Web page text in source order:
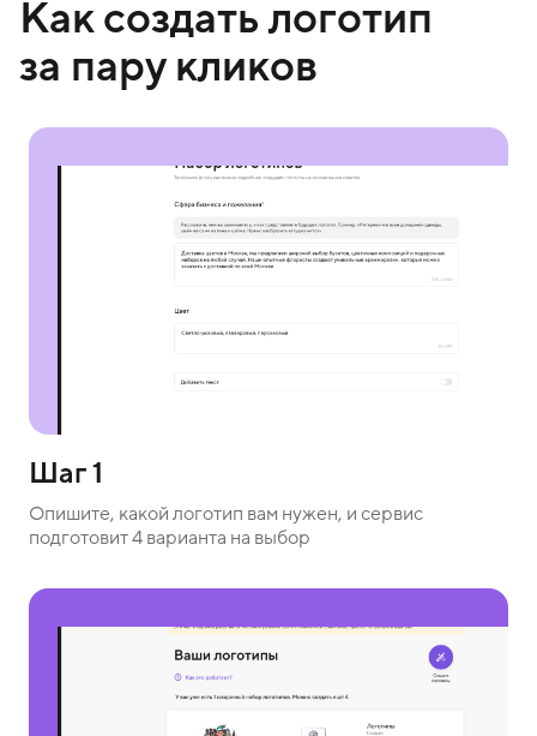
Как создать логотип
за пару кликов
Шаг 1
Опишите, какой логотип вам нужен, и сервис
подготовит 4 варианта на выбор